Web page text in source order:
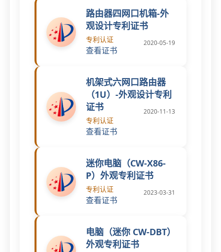
2020-05-19
路由器四网口机箱-外
观设计专利证书
专利认证
查看证书
2020-11-13
机架式六网口路由器
（1U）-外观设计专利
证书
专利认证
查看证书
2023-03-31
迷你电脑（CW-X86-
P）外观专利证书
专利认证
查看证书
电脑（迷你 CW-DBT）
外观专利证书